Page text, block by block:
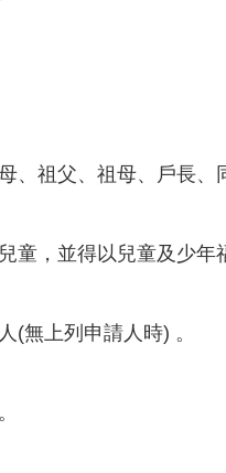
、祖父、祖母、戶長、
童，並得以兒童及少年
(無上列申請人時) 。